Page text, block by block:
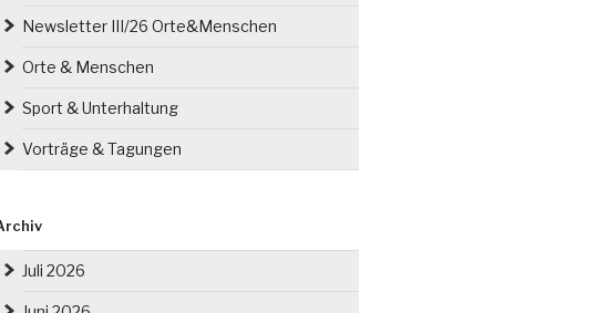
Newsletter III/26 Orte&Menschen
Orte & Menschen
Sport & Unterhaltung
Vorträge & Tagungen
Juli 2026